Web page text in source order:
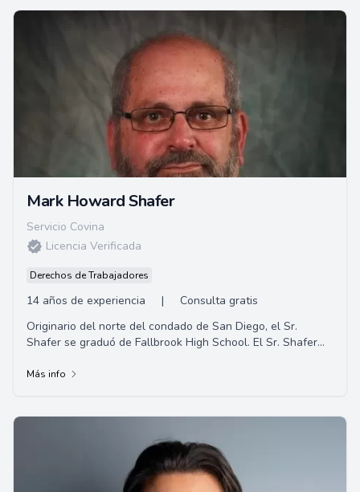
Mark Howard Shafer
Servicio Covina
Licencia Verificada
Derechos de Trabajadores
14 años de experiencia |
Consulta gratis
Originario del norte del condado de San Diego, el Sr.
Shafer se graduó de Fallbrook High School. El Sr. Shafer
Más info